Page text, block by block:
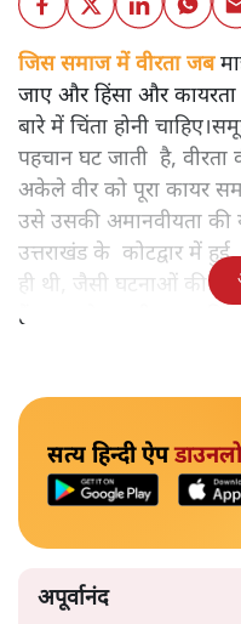
जिस समाज में वीरता जब
जाए और हिंसा और
बारे में चिंता होनी
पहचान घट जाती है,
अकेले वीर को पूरा कायर
उसे उसकी अमानवीयता की
उत्तराखंड के कोटद्वार में
ही थी, जैसी घटनाओं की
हैं।भारत के तक़रीबन हर
सत्य हिन्दी ऐप
अपूर्वानंद